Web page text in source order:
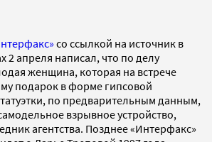
со ссылкой на источник в
2 апреля написал, что по делу
женщина, которая на встрече
подарок в форме гипсовой
по предварительным данным,
взрывное устройство,
агентства. Позднее «Интерфакс»